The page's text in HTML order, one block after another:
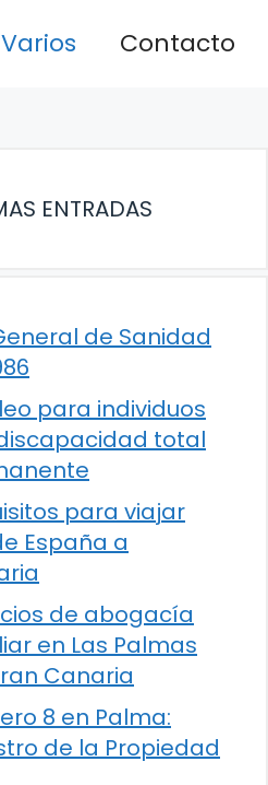
Varios Contacto
ENTRADAS
de Sanidad
para individuos
total
para viajar
España a
de abogacía
en Las Palmas
Canaria
8 en Palma:
de la Propiedad